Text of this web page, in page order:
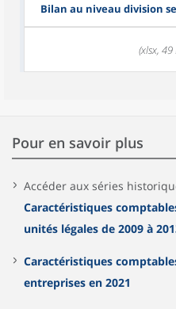
Bilan au niveau division
(xlsx, 49
Pour en savoir plus
Accéder aux séries
Caractéristiques
unités légales de 2009 à
Caractéristiques
entreprises en 2021